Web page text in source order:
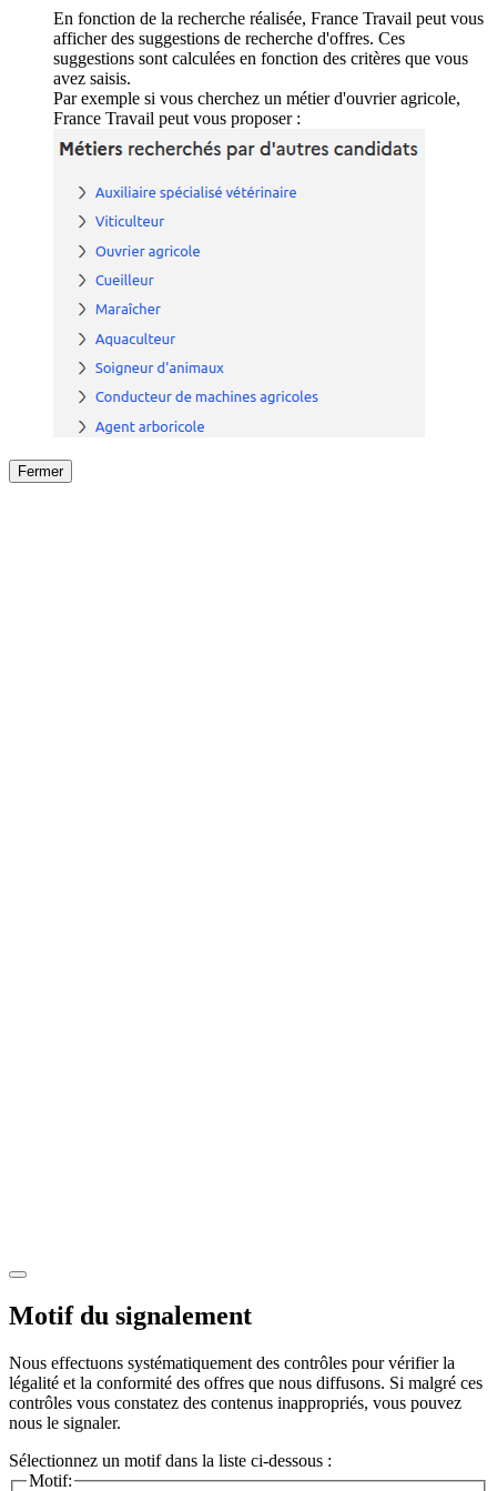
En fonction de la recherche réalisée, France Travail peut vous
afficher des suggestions de recherche d'offres. Ces
suggestions sont calculées en fonction des critères que vous
avez saisis.
Par exemple si vous cherchez un métier d'ouvrier agricole,
France Travail peut vous proposer :
Fermer
Motif du signalement
Nous effectuons systématiquement des contrôles pour vérifier la
légalité et la conformité des offres que nous diffusons. Si malgré ces
contrôles vous constatez des contenus inappropriés, vous pouvez
nous le signaler.
Sélectionnez un motif dans la liste ci-dessous :
Motif: